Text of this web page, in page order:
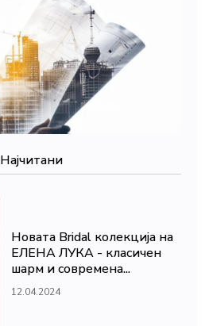
Најчитани
Новата Bridal колекција на
ЕЛЕНА ЛУКА - класичен
шарм и современа...
12.04.2024